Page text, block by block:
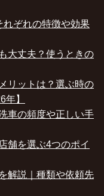
れぞれの特徴や効果
大丈夫？使うときの
リットは？選ぶ時の
】
車の頻度や正しい手
舗を選ぶ4つのポイ
解説｜種類や依頼先